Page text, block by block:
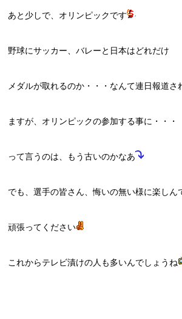
あと少しで、オリンピックです
野球にサッカー、バレーと日本はどれだけ
メダルが取れるのか・・・なんて連日報道さ
ますが、オリンピックの参加する事に・・・
って言うのは、もう古いのかなあ
でも、選手の皆さん、悔いの無い様に楽しん
頑張ってください
これからテレビ漬けの人も多いんでしょうね